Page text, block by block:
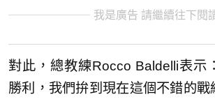
我是廣告 請繼續往下閱
對此，總教練Rocco Baldelli表示
勝利，我們拚到現在這個不錯的戰